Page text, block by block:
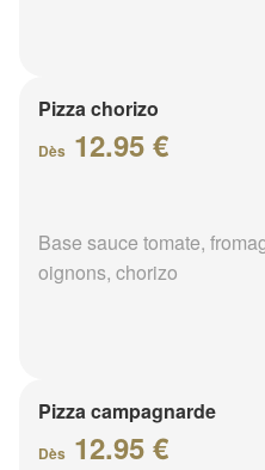
Pizza chorizo
Dès 12.95 €
Base sauce tomate,
oignons, chorizo
Pizza campagnarde
Dès 12.95 €